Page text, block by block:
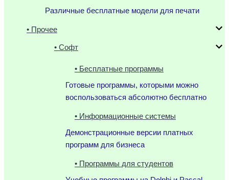
Различные бесплатные модели для печати
• Прочее
• Софт
• Бесплатные программы
Готовые программы, которыми можно
воспользоваться абсолютно бесплатно
• Информационные системы
Демонстрационные версии платных
программ для бизнеса
• Программы для студентов